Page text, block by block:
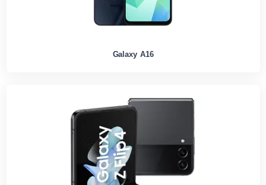
Galaxy A16